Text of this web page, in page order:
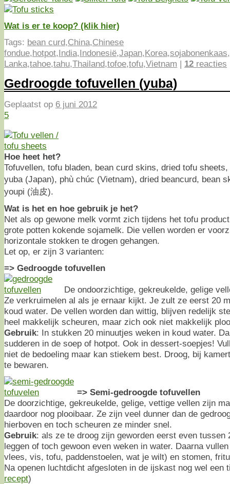
Wat is er te koop? (klik hier)
Tags: bean curd,China,Chinese
fondue,hotpot,India,Indonesië,Japan,Korea,sojabonenkaas,
Lanka,tahoe,tahu,Thailand,tofoe,tofu,Vietnam | 12 reacties
Gedroogde tofuvellen (yuba)
Geplaatst op 6 juni 2012
5
Hoe heet het?
Tofuvellen, tofu bladen, bean curd skins, dried tofu
yuba (Japan), phù chúc (Vietnam), dried beancurd, bean
youpi (油皮).
Wat is het en hoe gebruik je het?
Net als op gewone melk vormt zich tijdens het tofu
grote potten kokende sojamelk. Die vellen worden er
horizontale stokken te drogen gehangen.
Let op, er zijn 3 varianten:
=> Gedroogde tofuvellen
De ondoorzichtige, gekreukelde, gelige
Ze verkruimelen al als je ernaar kijkt. Je zult ze eerst 20
koud water. De vellen worden dan wittig, blijven redelijk
heel makkelijk scheuren, maar zich ook niet makkelijk
Gebruik: In stukken 20 minuutjes weken in koud water.
sudderen in de soep of hotpot. Ook in dessert-soepjes!
niet de bedoeling maar kan stiekem best. Droog, bij
te bewaren.
=> Semi-gedroogde tofuvellen
De doorzichtige, gekreukelde, gelige, vettige vellen zijn
daardoor nog plooibaar. Ze zijn veel dunner dan de
hierboven en toch scheuren ze minder snel.
Gebruik: als ze te droog zijn geworden eerst even tussen
leggen of toch gewoon even weken in water. Daarna
vlees, vis, tofu, paddenstoelen, wat je wilt) en stomen,
Na openen luchtdicht afgesloten in de ijskast nog wel een
recept)